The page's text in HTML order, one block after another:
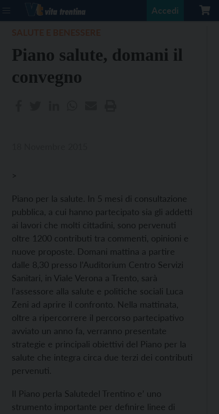
Accedi
Piano salute, domani il
convegno
>
Piano per la salute. In 5 mesi di consultazione
pubblica, a cui hanno partecipato sia gli addetti
ai lavori che molti cittadini, sono pervenuti
oltre 1200 contributi tra commenti, opinioni e
nuove proposte. Domani mattina a partire
dalle 8,30 presso l’Auditorium Centro Servizi
Sanitari, in Viale Verona a Trento, sarà
l’assessore alla salute e politiche sociali Luca
Zeni ad aprire il confronto. Nella mattinata,
oltre a ripercorrere il percorso partecipativo
avviato un anno fa, verranno presentate
strategie e principali obiettivi del Piano per la
salute che integra circa due terzi dei contributi
pervenuti.
Il Piano perla Salutedel Trentino e’ uno
strumento importante per definire linee di